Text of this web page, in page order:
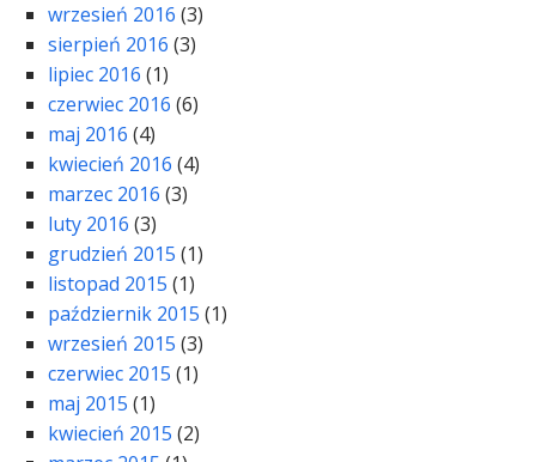
wrzesień 2016 (3)
sierpień 2016 (3)
lipiec 2016 (1)
czerwiec 2016 (6)
maj 2016 (4)
kwiecień 2016 (4)
marzec 2016 (3)
luty 2016 (3)
grudzień 2015 (1)
listopad 2015 (1)
październik 2015 (1)
wrzesień 2015 (3)
czerwiec 2015 (1)
maj 2015 (1)
kwiecień 2015 (2)